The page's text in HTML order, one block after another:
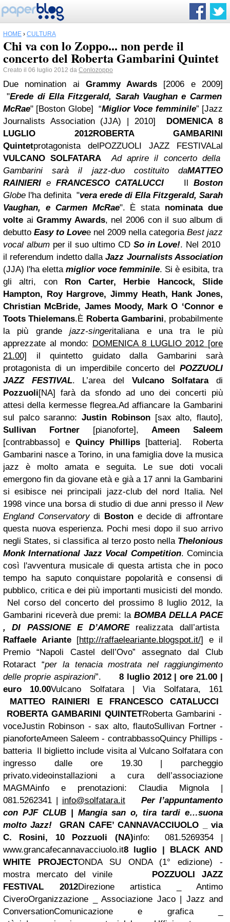
HOME › CULTURA
Chi va con lo Zoppo... non perde il
concerto del Roberta Gambarini Quintet
Creato il 06 luglio 2012 da Conlozoppo
Due nomination ai Grammy Awards [2006 e 2009]
"Erede di Ella Fitzgerald, Sarah Vaughan e Carmen
McRae" [Boston Globe] “Miglior Voce femminile” [Jazz
Journalists Association (JJA) | 2010]
DOMENICA 8
LUGLIO 2012ROBERTA GAMBARINI
Quintetprotagonista delPOZZUOLI JAZZ FESTIVALal
VULCANO SOLFATARA
Ad aprire il concerto della
Gambarini sarà il jazz-duo costituito daMATTEO
RAINIERI e FRANCESCO CATALUCCI Il Boston
Globe l'ha definita "vera erede di Ella Fitzgerald, Sarah
Vaughan, e Carmen McRae". È stata nominata due
volte ai Grammy Awards, nel 2006 con il suo album di
debutto Easy to Lovee nel 2009 nella categoria Best jazz
vocal albumper il suo ultimo CD So in Love!. Nel 2010
il referendum indetto dallaJazz Journalists Association
(JJA) l'ha eletta miglior voce femminile. Si è esibita, tra
gli altri, con Ron Carter, Herbie Hancock, Slide
Hampton, Roy Hargrove, JimmyHeath, Hank Jones,
Christian McBride, James Moody, Mark O ‘Connor e
Toots Thielemans.È Roberta Gambarini, probabilmente
la più grandejazz-singeritaliana e una tra le più
apprezzate al mondo: DOMENICA 8 LUGLIO 2012 [ore
21.00] il quintetto guidato dalla Gambarini sarà
protagonista di un imperdibile concerto del POZZUOLI
JAZZ FESTIVAL. L’area del Vulcano Solfataradi
Pozzuoli[NA] farà da sfondo ad uno dei concerti più
attesi della kermesse flegrea.Ad affiancare la Gambarini
sul palco saranno:Justin Robinson[sax alto, flauto],
Sullivan Fortner[pianoforte],Ameen Saleem
[contrabbasso] e Quincy Phillips [batteria].
Roberta
Gambarini nasce a Torino, in una famiglia dove la musica
jazz è molto amata e seguita. Le sue doti vocali
emergono fin da giovane età e già a 17 anni la Gambarini
si esibisce nei principali jazz-club del nord Italia. Nel
1998 vince una borsa di studio di due anni presso il New
England Conservatorydi Boston e decide di affrontare
questa nuova esperienza. Pochi mesi dopo il suo arrivo
negli States, si classifica al terzo posto nella Thelonious
Monk International Jazz Vocal Competition. Comincia
così l'avventura musicale di questa artista che in poco
tempo ha saputo conquistare popolarità e consensi di
pubblico, critica e dei più importanti musicisti del mondo.
Nel corso del concerto del prossimo 8 luglio 2012, la
Gambarini riceverà due premi: la BOMBA DELLA PACE
, DI PASSIONE E D’AMORErealizzata dall’artista
Raffaele Ariante[http://raffaeleariante.blogspot.it/] e il
Premio “Napoli Castel dell’Ovo” assegnato dal Club
Rotaract “per la tenacia mostrata nel raggiungimento
delle proprie aspirazioni”.
8 luglio 2012 | ore 21.00 |
euro 10.00Vulcano Solfatara | Via Solfatara, 161
MATTEO RAINIERI E FRANCESCO CATALUCCI
ROBERTA GAMBARINI QUINTETRoberta Gambarini -
voceJustin Robinson - sax alto, flautoSullivan Fortner -
pianoforteAmeen Saleem - contrabbassoQuincy Phillips -
batteria Il biglietto include visita al Vulcano Solfatara con
ingresso dalle ore 19.30 | parcheggio
privato.videoinstallazioni a cura dell’associazione
MAGMAinfo e prenotazioni: Claudia Mignola |
081.5262341 | info@solfatara.it
Per l’appuntamento
con PJF CLUB | Mangia san o, tira tardi e…suona
molto Jazz!
GRAN CAFE’ CANNAVACCIUOLO _ via
C. Rosini, 10 Pozzuoli (NA)info: 081.5269354 |
www.grancafecannavacciuolo.it8 luglio | BLACK AND
WHITE PROJECTONDA SU ONDA (1° edizione) -
mostra mercato del vinile
POZZUOLI JAZZ
FESTIVAL 2012Direzione artistica _ Antimo
CiveroOrganizzazione _ Associazione Jaco | Jazz and
ConversationComunicazione e grafica _